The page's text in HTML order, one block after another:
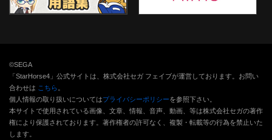
©SEGA
「StarHorse4」公式サイトは、株式会社セガ フェイブが運営しております。お問い
合わせは こちら
個人情報の取り扱いについてはプライバシーポリシーを参照下さい。
本サイトで使用されている画像、文章、情報、音声、動画、等は株式会社セガの著作
権により保護されております。 著作権者の許可なく、複製・転載等の行為を禁止いた
します。